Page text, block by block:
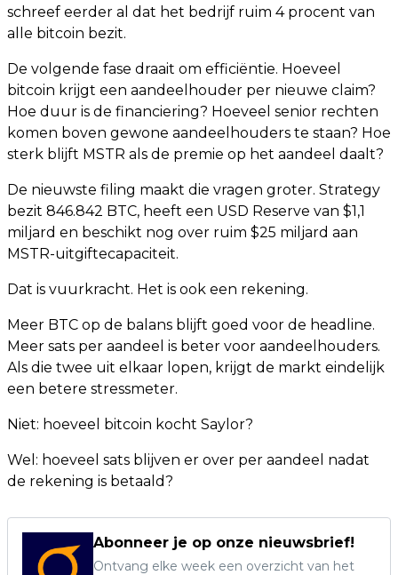
schreef eerder al dat het bedrijf ruim 4 procent van
alle bitcoin bezit.
De volgende fase draait om efficiëntie. Hoeveel
bitcoin krijgt een aandeelhouder per nieuwe claim?
Hoe duur is de financiering? Hoeveel senior rechten
komen boven gewone aandeelhouders te staan? Hoe
sterk blijft MSTR als de premie op het aandeel daalt?
De nieuwste filing maakt die vragen groter. Strategy
bezit 846.842 BTC, heeft een USD Reserve van $1,1
miljard en beschikt nog over ruim $25 miljard aan
MSTR-uitgiftecapaciteit.
Dat is vuurkracht. Het is ook een rekening.
Meer BTC op de balans blijft goed voor de headline.
Meer sats per aandeel is beter voor aandeelhouders.
Als die twee uit elkaar lopen, krijgt de markt eindelijk
een betere stressmeter.
Niet: hoeveel bitcoin kocht Saylor?
Wel: hoeveel sats blijven er over per aandeel nadat
de rekening is betaald?
Abonneer je op onze nieuwsbrief!
Ontvang elke week een overzicht van het